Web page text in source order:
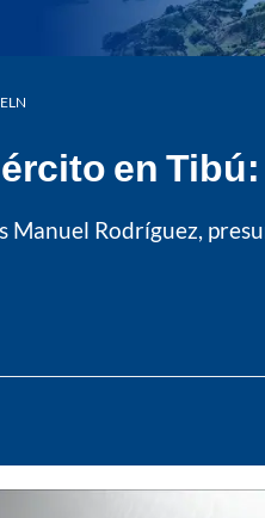
en
Rodríguez,